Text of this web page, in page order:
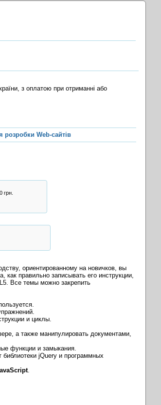
з оплатою при отриманні або
розробки Web-сайтів
грн.
ориентированному на новичков, вы
как правильно записывать его инструкции,
Все темы можно закрепить
и циклы.
а также манипулировать документами,
функции и замыкания.
jQuery и программных
.